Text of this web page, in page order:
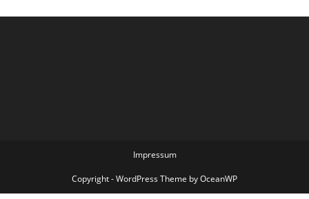
Impressum
Copyright - WordPress Theme by OceanWP